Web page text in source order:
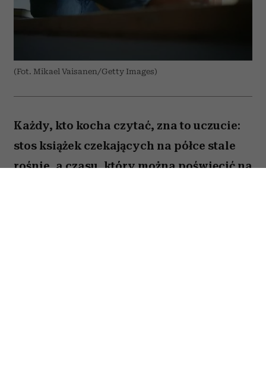
(Fot. Mikael Vaisanen/Getty Images)
Każdy, kto kocha czytać, zna to uczucie:
stos książek czekających na półce stale
rośnie, a czasu, który można poświęcić na